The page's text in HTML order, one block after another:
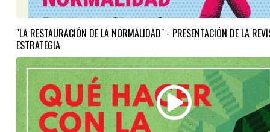
"LA RESTAURACIÓN DE LA NORMALIDAD" - PRESENTACIÓN DE LA
ESTRATEGIA